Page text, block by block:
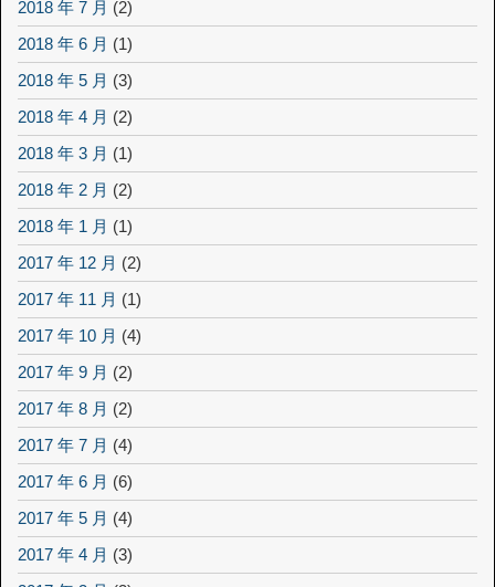
2018 年 7 月 (2)
2018 年 6 月 (1)
2018 年 5 月 (3)
2018 年 4 月 (2)
2018 年 3 月 (1)
2018 年 2 月 (2)
2018 年 1 月 (1)
2017 年 12 月 (2)
2017 年 11 月 (1)
2017 年 10 月 (4)
2017 年 9 月 (2)
2017 年 8 月 (2)
2017 年 7 月 (4)
2017 年 6 月 (6)
2017 年 5 月 (4)
2017 年 4 月 (3)